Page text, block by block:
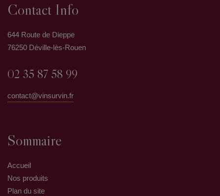
Contact Info
644 Route de Dieppe
76250 Déville-lès-Rouen
02 35 87 58 99
contact@vinsurvin.fr
Sommaire
Accueil
Nos produits
Plan du site